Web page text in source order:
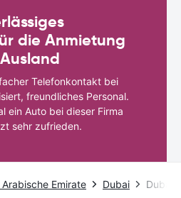
die Anmietung
Telefonkontakt bei
freundliches Personal.
ein Auto bei dieser Firma
sehr zufrieden.
Arabische Emirate Dubai Dubai